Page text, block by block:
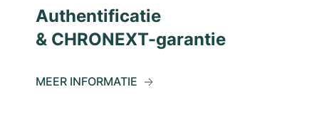
Authentificatie
& CHRONEXT-garantie
MEER INFORMATIE